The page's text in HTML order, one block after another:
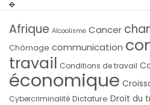
Afrique Alcoolisme Cancer
Chômage communication
travail Conditions de travail
économique
Cybercriminalité Dictature Droit du